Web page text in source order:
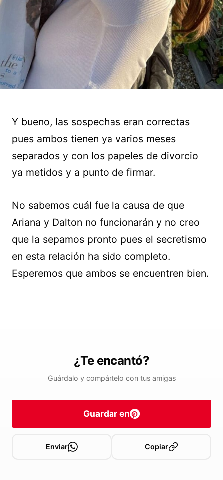
Y bueno, las sospechas eran correctas
pues ambos tienen ya varios meses
separados y con los papeles de divorcio
ya metidos y a punto de firmar.
No sabemos cuál fue la causa de que
Ariana y Dalton no funcionarán y no creo
que la sepamos pronto pues el secretismo
en esta relación ha sido completo.
Esperemos que ambos se encuentren bien.
¿Te encantó?
Guárdalo y compártelo con tus amigas
Guardar en
Enviar Copiar